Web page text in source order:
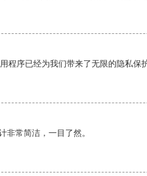
程序已经为我们带来了无限的隐私保
非常简洁，一目了然。